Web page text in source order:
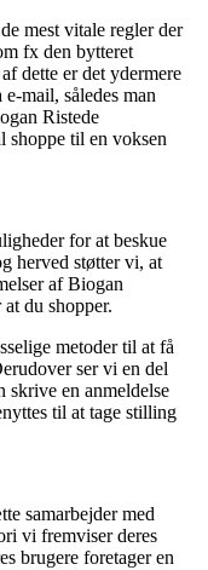
mest vitale regler der
fx den bytteret
dette er det ydermere
mail, således man
Ristede
shoppe til en voksen
for at beskue
herved støtter vi, at
af Biogan
du shopper.
metoder til at få
ser vi en del
skrive en anmeldelse
til at tage stilling
samarbejder med
vi fremviser deres
brugere foretager en